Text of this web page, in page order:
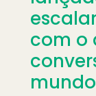
com o